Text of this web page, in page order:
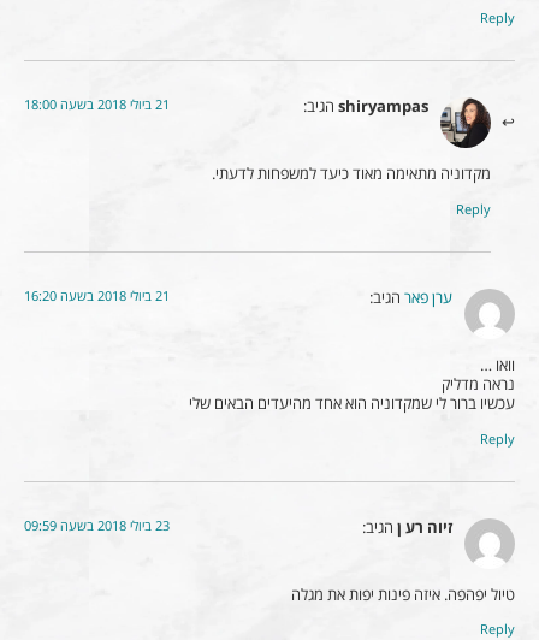
Reply
shiryampas הגיב:
מקדוניה מתאימה מאוד כיעד למשפחות לדעתי.
Reply
ערן פארהגיב:
וואו …
נראה מדליק
עכשיו ברור לי שמקדוניה הוא אחד מהיעדים הבאים שלי
Reply
זיוה רע ן הגיב: 23 ביולי 2018 בשעה 09:59
טיול יפהפה. איזה פינות יפות את מגלה
Reply